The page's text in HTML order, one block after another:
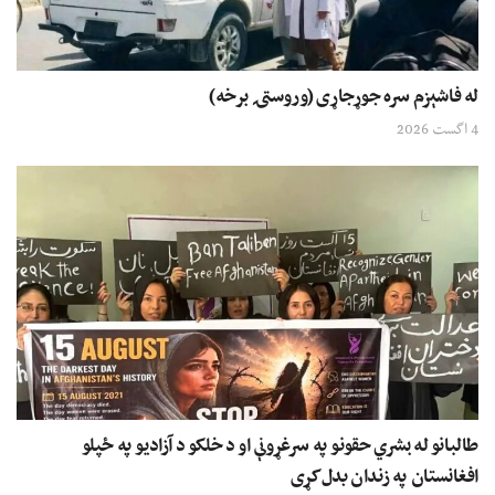
له فاشېزم سره جوړجاړی (وروستۍ برخه)
4 اگست 2026
طالبانو له بشري حقونو په سرغړونې او د خلکو د آزادیو په ځپلو
افغانستان په زندان بدل کړی